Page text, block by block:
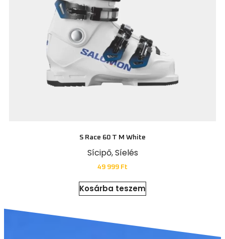
S Race 60 T M White
Sícipő,Síelés
49 999 Ft
Kosárba teszem